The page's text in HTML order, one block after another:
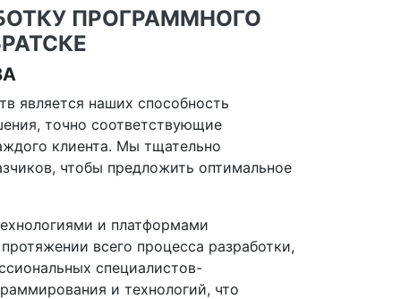
ПРОГРАММНОГО
является наших способность
точно соответствующие
клиента. Мы тщательно
чтобы предложить оптимальное
и платформами
всего процесса разработки,
специалистов-
и технологий, что